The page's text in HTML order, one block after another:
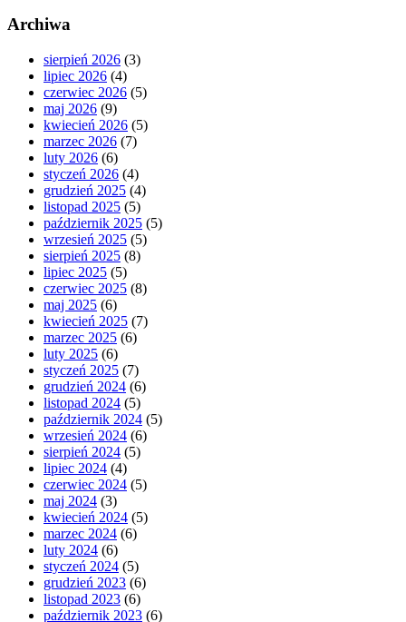
Archiwa
sierpień 2026 (3)
lipiec 2026 (4)
czerwiec 2026 (5)
maj 2026 (9)
kwiecień 2026 (5)
marzec 2026 (7)
luty 2026 (6)
styczeń 2026 (4)
grudzień 2025 (4)
listopad 2025 (5)
październik 2025 (5)
wrzesień 2025 (5)
sierpień 2025 (8)
lipiec 2025 (5)
czerwiec 2025 (8)
maj 2025 (6)
kwiecień 2025 (7)
marzec 2025 (6)
luty 2025 (6)
styczeń 2025 (7)
grudzień 2024 (6)
listopad 2024 (5)
październik 2024 (5)
wrzesień 2024 (6)
sierpień 2024 (5)
lipiec 2024 (4)
czerwiec 2024 (5)
maj 2024 (3)
kwiecień 2024 (5)
marzec 2024 (6)
luty 2024 (6)
styczeń 2024 (5)
grudzień 2023 (6)
listopad 2023 (6)
październik 2023 (6)